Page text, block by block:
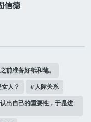
信德
前准备好纸和笔。
人？ 人际关系
出自己的重要性，于是进